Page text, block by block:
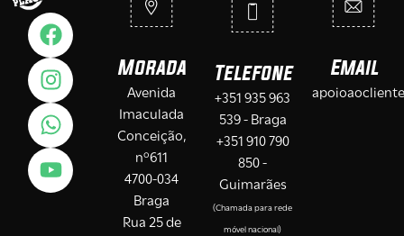
Morada
Avenida
Imaculada
Conceição,
nº611
4700-034
Braga
Rua 25 de
Telefone
+351 935 963
539 - Braga
+351 910 790
850 -
Guimarães
(Chamada para rede
móvel nacional)
Email